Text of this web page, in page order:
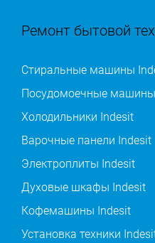
Ремонт бытовой
Стиральные машины
Посудомоечные
Холодильники Indesit
Варочные панели Indesit
Электроплиты Indesit
Духовые шкафы Indesit
Кофемашины Indesit
Установка техники